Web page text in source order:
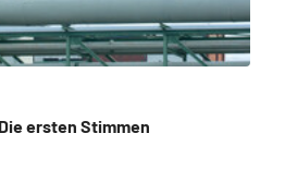
ersten Stimmen